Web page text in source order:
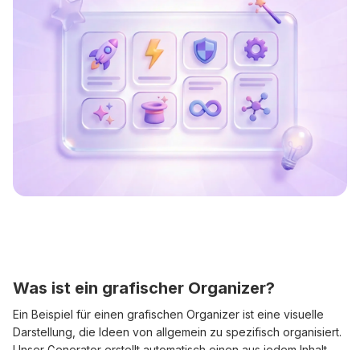
Was ist ein grafischer Organizer?
Ein Beispiel für einen grafischen Organizer ist eine visuelle
Darstellung, die Ideen von allgemein zu spezifisch organisiert.